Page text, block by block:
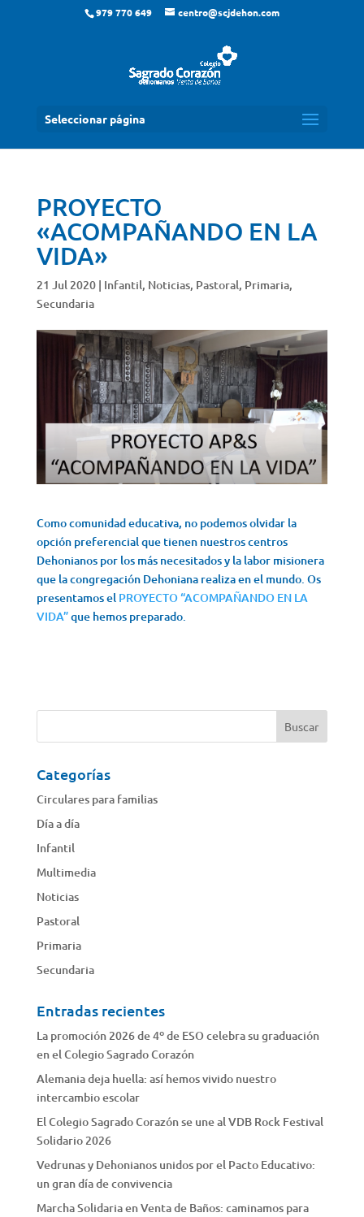
979 770 649 centro@scjdehon.com
Seleccionar página
PROYECTO
«ACOMPAÑANDO EN LA
VIDA»
21 Jul 2020| Infantil, Noticias, Pastoral, Primaria,
Secundaria
Como comunidad educativa, no podemos olvidar la
opción preferencial que tienen nuestros centros
Dehonianos por los más necesitados y la labor misionera
que la congregación Dehoniana realiza en el mundo. Os
presentamos el PROYECTO “ACOMPAÑANDO EN LA
VIDA”que hemos preparado.
Categorías
Circulares para familias
Día a día
Infantil
Multimedia
Noticias
Pastoral
Primaria
Secundaria
Entradas recientes
La promoción 2026 de 4º de ESO celebra su graduación
en el Colegio Sagrado Corazón
Alemania deja huella: así hemos vivido nuestro
intercambio escolar
El Colegio Sagrado Corazón se une al VDB Rock Festival
Solidario 2026
Vedrunas y Dehonianos unidos por el Pacto Educativo:
un gran día de convivencia
Marcha Solidaria en Venta de Baños: caminamos para